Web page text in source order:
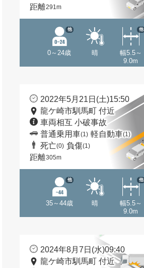
距離291m
0～24歳
他
晴
幅5.5～
9.0m
他
2022年5月21日(土)15:50
龍ケ崎市馴馬町 付近
車両相互 小破事故
普通乗用車(1) 軽自動車(1)
死亡(0) 負傷(1)
距離305m
35～44歳
他
晴
幅5.5～
9.0m
他
2024年8月7日(水)09:40
龍ケ崎市馴馬町 付近